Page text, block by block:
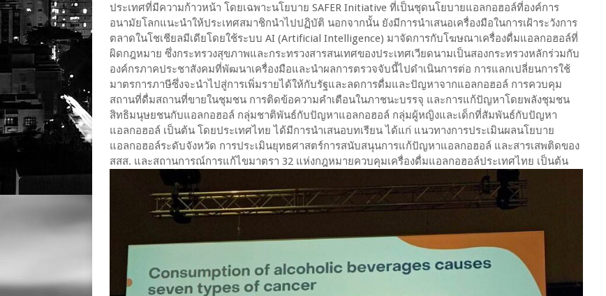
ประเทศที่มีความก้าวหน้า โดยเฉพาะนโยบาย SAFER Initiative ที่เป็นชุดนโยบายแอลกอฮอล์ที่องค์การ
อนามัยโลกแนะนำให้ประเทศสมาชิกนำไปปฏิบัติ นอกจากนั้น ยังมีการนำเสนอเครื่องมือในการเฝ้าระวังการ
ตลาดในโชเชียลมีเดียโดยใช้ระบบ AI (Artificial Intelligence) มาจัดการกับโฆษณาเครื่องดื่มแอลกอฮอล์ที่
ผิดกฎหมาย ซึ่งกระทรวงสุขภาพและกระทรวงสารสนเทศของประเทศเวียดนามเป็นสองกระทรวงหลักร่วมกับ
องค์กรภาคประชาสังคมที่พัฒนาเครื่องมือและนำผลการตรวจจับนี้ไปดำเนินการต่อ การแลกเปลี่ยนการใช้
มาตรการภาษีซึ่งจะนำไปสู่การเพิ่มรายได้ให้กับรัฐและลดการดื่มและปัญหาจากแอลกอฮอล์ การควบคุม
สถานที่ดื่มสถานที่ขายในชุมชน การติดข้อความคำเตือนในภาชนะบรรจุ และการแก้ปัญหาโดยพลังชุมชน
สิทธิมนุษยชนกับแอลกอฮอล์ กลุ่มชาติพันธ์กับปัญหาแอลกอฮอล์ กลุ่มผู้หญิงและเด็กที่สัมพันธ์กับปัญหา
แอลกอฮอล์ เป็นต้น โดยประเทศไทย ได้มีการนำเสนอบทเรียน ได้แก่ แนวทางการประเมินผลนโยบาย
แอลกอฮอล์ระดับจังหวัด การประเมินยุทธศาสตร์การสนับสนุนการแก้ปัญหาแอลกอฮอล์ และสารเสพติดของ
สสส. และสถานการณ์การแก้ไขมาตรา 32 แห่งกฎหมายควบคุมเครื่องดื่มแอลกอฮอล์ประเทศไทย เป็นต้น